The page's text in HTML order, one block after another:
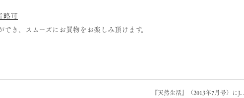
略可
き、スムーズにお買物をお楽しみ頂けます。
『天然生活』（2013年7月号）にJ...